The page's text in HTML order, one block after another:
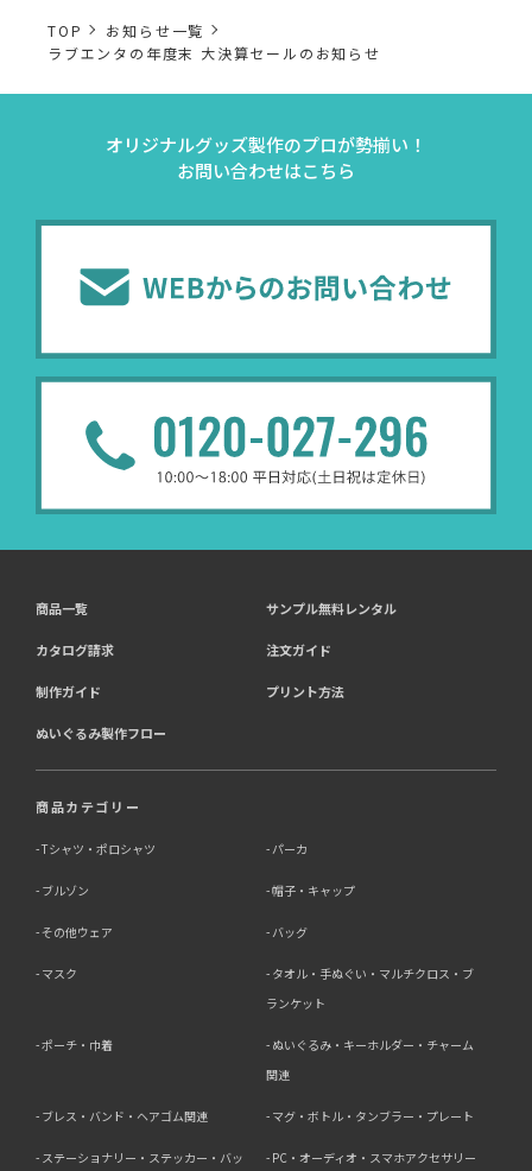
TOP
お知らせ一覧
ラブエンタの年度末 大決算セールのお知らせ
オリジナルグッズ製作のプロが勢揃い！
お問い合わせはこちら
商品一覧 サンプル無料レンタル
カタログ請求 注文ガイド
制作ガイド プリント方法
ぬいぐるみ製作フロー
商品カテゴリー
Tシャツ・ポロシャツ パーカ
ブルゾン 帽子・キャップ
その他ウェア バッグ
マスク
タオル・手ぬぐい・マルチクロス・ブ
ランケット
ポーチ・巾着
ぬいぐるみ・キーホルダー・チャーム
関連
ブレス・バンド・ヘアゴム関連 マグ・ボトル・タンブラー・プレート
ステーショナリー・ステッカー・バッ PC・オーディオ・スマホアクセサリー